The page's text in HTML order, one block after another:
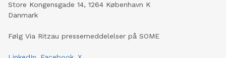
Store Kongensgade 14, 1264 København K
Danmark
Følg Via Ritzau pressemeddelelser på SOME